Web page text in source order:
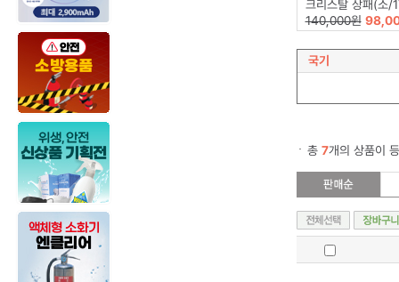
크리스탈 상패(소/
140,000원
국기
총 7개의 상품이